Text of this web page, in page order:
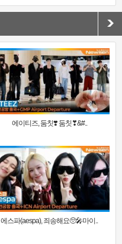
에이티즈, 둠칫❣️ 둠칫❣&#..
에스파(aespa), 죄송해요🥺🎤마이..